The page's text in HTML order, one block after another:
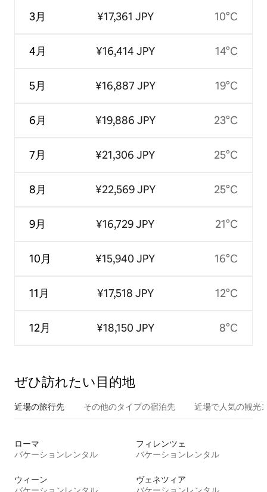
3月
4月
5月
6月
7月
8月
9月
10月
11月
12月
¥17,361 JPY
¥16,414 JPY
¥16,887 JPY
¥19,886 JPY
¥21,306 JPY
¥22,569 JPY
¥16,729 JPY
¥15,940 JPY
¥17,518 JPY
¥18,150 JPY
10°C
14°C
19°C
23°C
25°C
25°C
21°C
16°C
12°C
8°C
ぜひ訪⁠れ⁠た⁠い目⁠的⁠地
近場の旅行先 その他のタ⁠イ⁠プ⁠の宿⁠泊⁠先 近場で人気の観光
ローマ
バケーションレンタル
フィレンツェ
バケーションレンタル
ウィーン
ヴェネツィア